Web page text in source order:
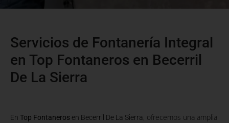
Servicios de Fontanería Integral
en Top Fontaneros en Becerril
De La Sierra
En Top Fontaneros en Becerril De La Sierra, ofrecemos una amplia